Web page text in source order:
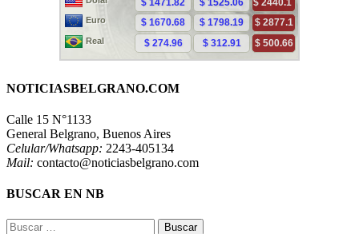
NOTICIASBELGRANO.COM
Calle 15 N°1133
General Belgrano, Buenos Aires
Celular/Whatsapp: 2243-405134
Mail: contacto@noticiasbelgrano.com
BUSCAR EN NB
Buscar: